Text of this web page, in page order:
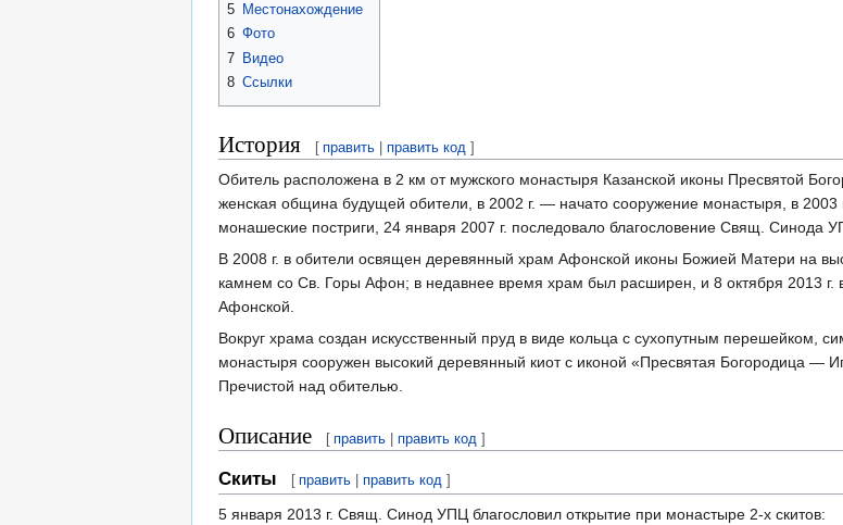
5 Местонахождение
6 Фото
7 Видео
8 Ссылки
История [ править |править код ]
Обитель расположена в 2 км от мужского монастыря Казанской иконы Пресвятой
женская община будущей обители, в 2002 г. — начато сооружение монастыря, в
монашеские постриги, 24 января 2007 г. последовало благословение Свящ. Синода
В 2008 г. в обители освящен деревянный храм Афонской иконы Божией Матери на
камнем со Св. Горы Афон; в недавнее время храм был расширен, и 8 октября 2013 г.
Афонской.
Вокруг храма создан искусственный пруд в виде кольца с сухопутным
монастыря сооружен высокий деревянный киот с иконой «Пресвятая Богородица —
Пречистой над обителью.
Описание [ править |править код ]
Скиты [ править |править код ]
5 января 2013 г. Свящ. Синод УПЦ благословил открытие при монастыре 2-х скитов: